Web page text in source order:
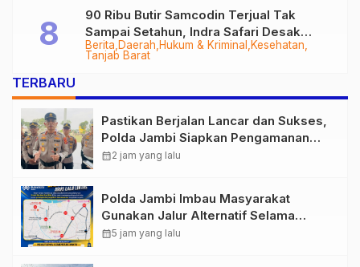
Berita Daerah Hukum & Kriminal
Kesehatan
Tanjab Barat
90 Ribu Butir Samcodin Terjual Tak
Sampai Setahun, Indra Safari Desak
Audit Menyeluruh
TERBARU
Pastikan Berjalan Lancar dan Sukses,
Polda Jambi Siapkan Pengamanan
Berlapis untuk 8.750 Pelari, 1.848
calendar_month2 jam yang lalu
Polda Jambi Imbau Masyarakat
Gunakan Jalur Alternatif Selama
Pelaksanaan Presisi Merdeka Run
calendar_month5 jam yang lalu